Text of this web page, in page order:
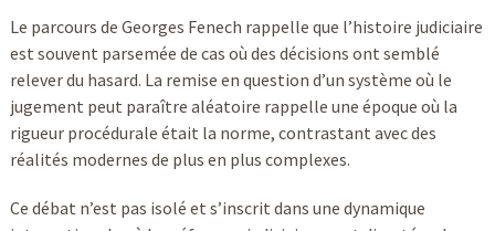
Le parcours de Georges Fenech rappelle que l’histoire judiciaire
est souvent parsemée de cas où des décisions ont semblé
relever du hasard. La remise en question d’un système où le
jugement peut paraître aléatoire rappelle une époque où la
rigueur procédurale était la norme, contrastant avec des
réalités modernes de plus en plus complexes.
Ce débat n’est pas isolé et s’inscrit dans une dynamique